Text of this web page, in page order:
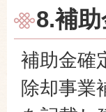
8.補
補助金確
除却事業